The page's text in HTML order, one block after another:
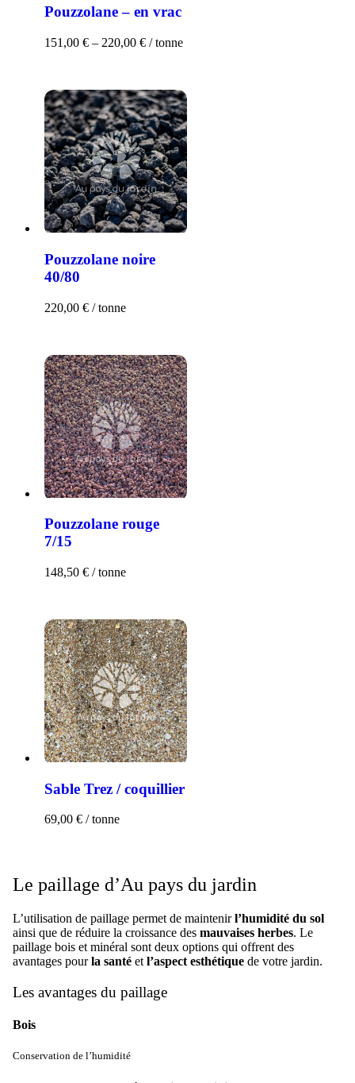
Pouzzolane – en vrac
151,00 € – 220,00 € / tonne
Pouzzolane noire
40/80
220,00 € / tonne
Pouzzolane rouge
7/15
148,50 € / tonne
Sable Trez / coquillier
69,00 € / tonne
Le paillage d’Au pays du jardin
L’utilisation de paillage permet de maintenirl’humidité du sol
ainsi que de réduire la croissance des mauvaises herbes. Le
paillage bois et minéral sont deux options qui offrent des
avantages pourla santé et l’aspect esthétique de votre jardin.
Les avantages du paillage
Bois
Conservation de l’humidité